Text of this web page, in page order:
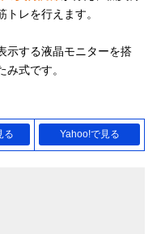
レを行えます。
示する液晶モニターを搭
式です。
る Yahoo!で見る